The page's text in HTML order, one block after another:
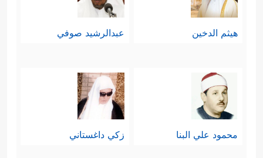
هيثم الدخين عبدالرشيد صوفي
محمود علي البنا زكي داغستاني